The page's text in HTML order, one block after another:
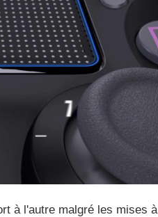
à l'autre malgré les mises à